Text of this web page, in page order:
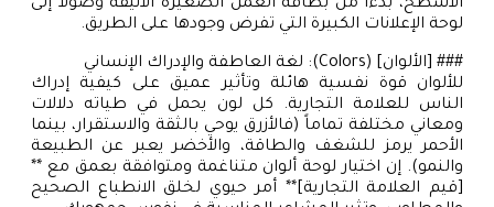
الأسطح، بدءاً من بطاقة العمل الصغيرة الأنيقة وصولاً إلى
لوحة الإعلانات الكبيرة التي تفرض وجودها على الطريق.
### [الألوان] (Colors): لغة العاطفة والإدراك الإنساني
للألوان قوة نفسية هائلة وتأثير عميق على كيفية إدراك
الناس للعلامة التجارية. كل لون يحمل في طياته دلالات
ومعاني مختلفة تماماً (فالأزرق يوحي بالثقة والاستقرار، بينما
الأحمر يرمز للشغف والطاقة، والأخضر يعبر عن الطبيعة
والنمو). إن اختيار لوحة ألوان متناغمة ومتوافقة بعمق مع **
[قيم العلامة التجارية]** أمر حيوي لخلق الانطباع الصحيح